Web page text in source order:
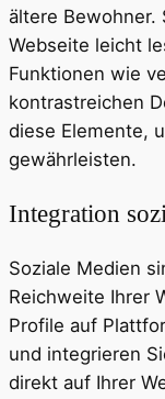
ältere Bewohner.
Webseite leicht
Funktionen wie
kontrastreichen
diese Elemente,
gewährleisten.
Integration
Soziale Medien
Reichweite Ihrer
Profile auf
und integrieren
direkt auf Ihrer